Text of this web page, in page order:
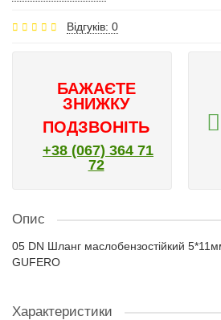
Відгуків: 0
БАЖАЄТЕ
ЗНИЖКУ
ПОДЗВОНІТЬ
+38 (067) 364 71
72
Опис
05 DN Шланг маслобензостійкий
GUFERO
Характеристики